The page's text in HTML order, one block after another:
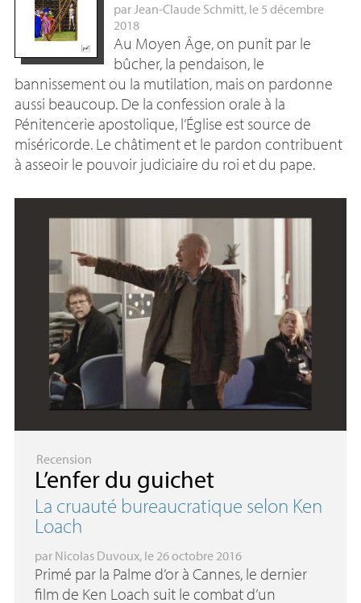
parJean-Claude Schmitt, le 5 décembre
2018
Au Moyen Âge, on punit par le
bûcher, la pendaison, le
bannissement ou la mutilation, mais on pardonne
aussi beaucoup. De la confession orale à la
Pénitencerie apostolique, l’Église est source de
miséricorde. Le châtiment et le pardon contribuent
à asseoir le pouvoir judiciaire du roi et du pape.
Recension
L’enfer du guichet
La cruauté bureaucratique selon Ken
Loach
par Nicolas Duvoux, le 26 octobre 2016
Primé par la Palme d’or à Cannes, le dernier
film de Ken Loach suit le combat d’un